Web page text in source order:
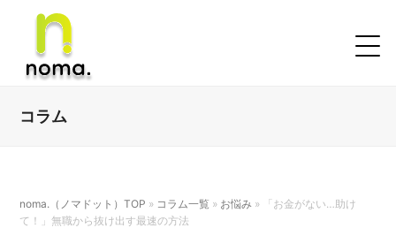
コラム
noma.（ノマドット）TOP » コラム一覧 » お悩み »
「お金がない…助け
て！」無職から抜け出す最速の方法